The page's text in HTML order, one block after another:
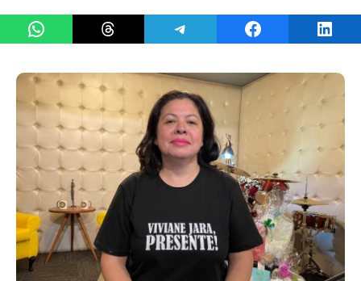
Share on WhatsAppShare on ThreadsShare on TelegramShare on Facebook